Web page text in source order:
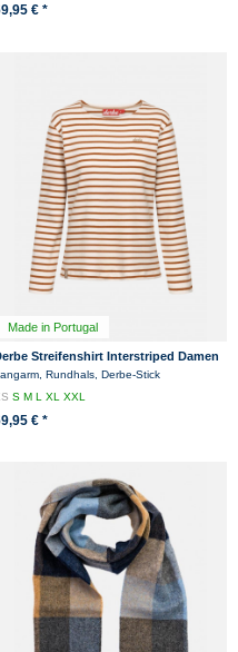
€ *
Made in Portugal
Streifenshirt Interstriped Damen
Beige Langarmshirt GOTS
Rundhals, Derbe-Stick
SMLXLXXL
€ *